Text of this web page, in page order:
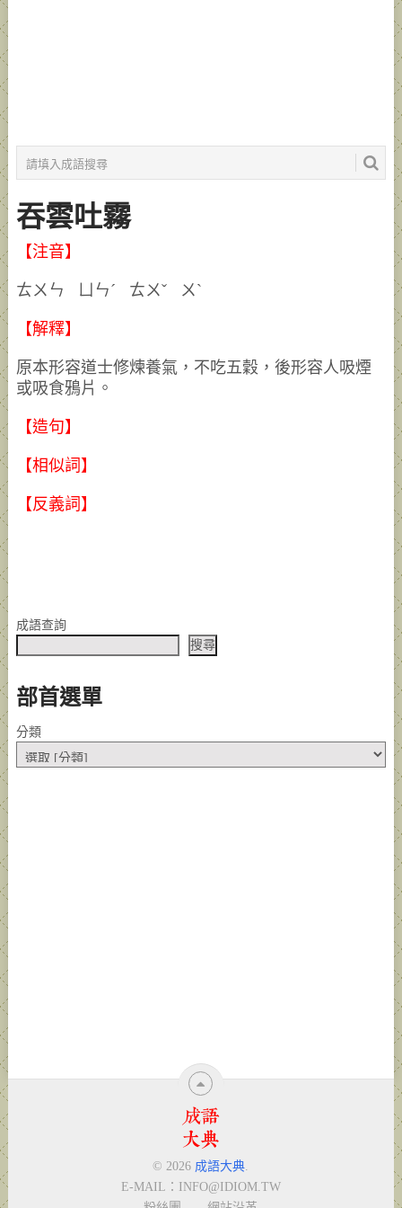
吞雲吐霧
【注音】
ㄊㄨㄣ ㄩㄣˊ ㄊㄨˇ ㄨˋ
【解釋】
原本形容道士修煉養氣，不吃五穀，後形容人吸煙
或吸食鴉片。
【造句】
【相似詞】
【反義詞】
成語查詢
搜尋
部首選單
分類
© 2026 成語大典.
E-MAIL： INFO@IDIOM.TW